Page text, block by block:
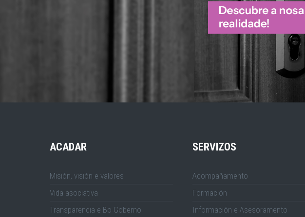
ACADAR
Misión, visión e valores
Vida asociativa
Transparencia e Bo Goberno
SERVIZOS
Acompañamento
Formación
Información e Asesoramento